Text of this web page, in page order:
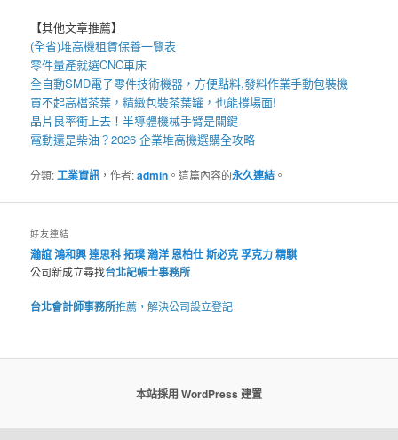
【其他文章推薦】
(全省)堆高機租賃保養一覽表
零件量產就選CNC車床
全自動SMD電子零件技術機器 ，方便點料,發料作業手動包裝機
買不起高檔茶葉，精緻包裝茶葉罐 ，也能撐場面!
晶片良率衝上去！半導體機械手臂是關鍵
電動還是柴油？2026 企業堆高機選購全攻略
分類:工業資訊 ，作者:admin 。這篇內容的永久連結 。
好友連結
瀚誼鴻和興達思科拓璞瀚洋 恩柏仕斯必克孚克力精騏
公司新成立尋找台北記帳士事務所
台北會計師事務所推薦，解決公司設立登記
本站採用 WordPress 建置